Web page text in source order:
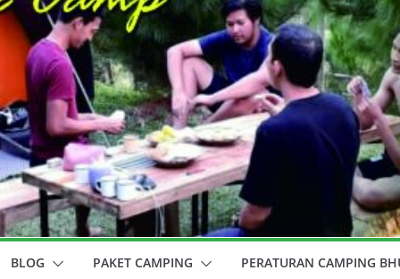
BLOG PAKET CAMPING PERATURAN CAMPING